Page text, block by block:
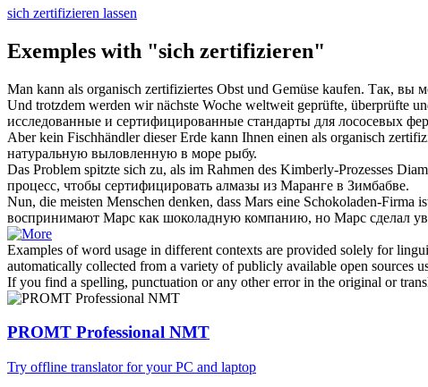
sich zertifizieren lassen
Exemples with "sich zertifizieren"
Man kann als organisch zertifiziertes Obst und Gemüse kaufen. Так, вы
Und trotzdem werden wir nächste Woche weltweit geprüfte, überprüfte
исследованные и сертифицированные стандарты для лососевых
Aber kein Fischhändler dieser Erde kann Ihnen einen als organisch
натуральную выловленную в море рыбу.
Das Problem spitzte sich zu, als im Rahmen des Kimberly-Prozesses
процесс, чтобы сертифицировать алмазы из Маранге в Зимбабве.
Nun, die meisten Menschen denken, dass Mars eine Schokoladen-Firma
воспринимают Марс как шоколадную компанию, но Марс сделал
Examples of word usage in different contexts are provided solely for
automatically collected from a variety of publicly available open sources
If you find a spelling, punctuation or any other error in the original or
PROMT Professional NMT
Try offline translator for your PC and laptop